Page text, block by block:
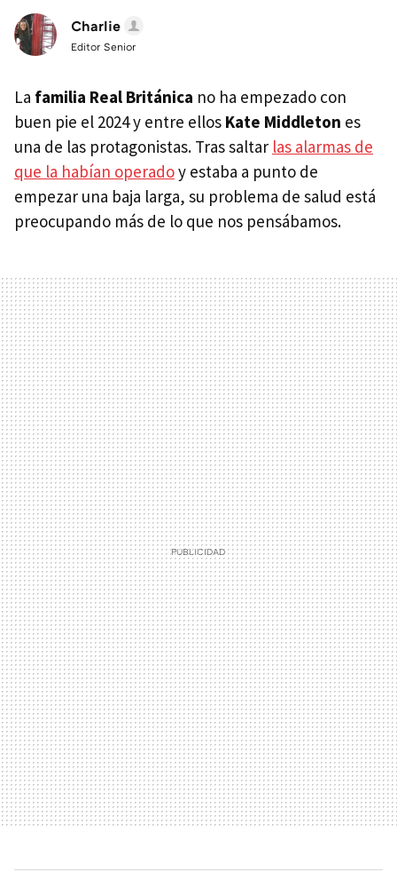
Charlie
Editor Senior
La familia Real Británica no ha empezado con
buen pie el 2024 y entre ellos Kate Middleton es
una de las protagonistas. Tras saltar las alarmas de
que la habían operadoy estaba a punto de
empezar una baja larga, su problema de salud está
preocupando más de lo que nos pensábamos.